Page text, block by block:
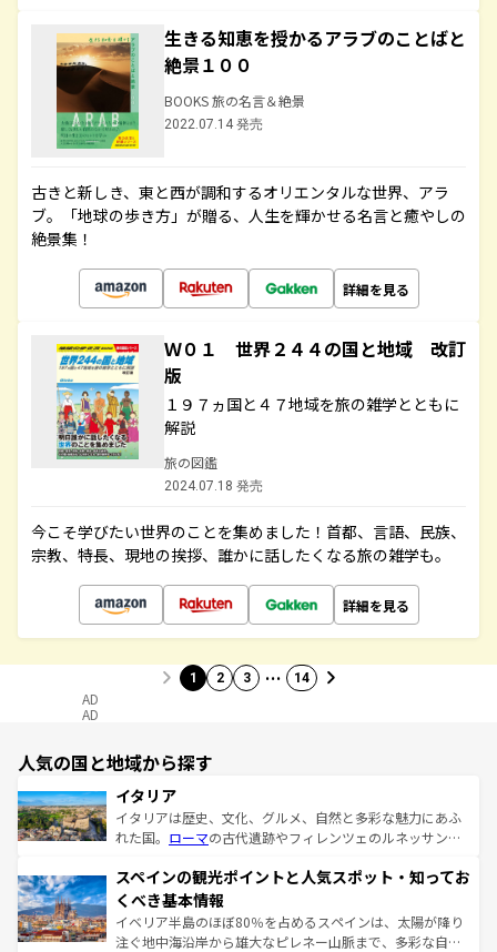
生きる知恵を授かるアラブのことばと
絶景１００
BOOKS 旅の名言＆絶景
2022.07.14 発売
古きと新しき、東と西が調和するオリエンタルな世界、アラ
ブ。「地球の歩き方」が贈る、人生を輝かせる名言と癒やしの
絶景集！
詳細を見る
Ｗ０１ 世界２４４の国と地域 改訂
版
１９７ヵ国と４７地域を旅の雑学とともに
解説
旅の図鑑
2024.07.18 発売
今こそ学びたい世界のことを集めました！首都、言語、民族、
宗教、特長、現地の挨拶、誰かに話したくなる旅の雑学も。
詳細を見る
1 2 3 … 14
AD
AD
人気の国と地域から探す
イタリア
イタリアは歴史、文化、グルメ、自然と多彩な魅力にあふ
れた国。 ローマの古代遺跡やフィレンツェのルネッサンス
ろん、トスカーナの美しい田園風景やアマルフィ海岸の絶
景など、自然景観も見逃せない。観光の合間には、本場の
ピザやパスタなど、絶品のイタリア料理を堪能することも
できる。朝目覚めてから夜眠るまで、すべての瞬間を楽し
スペインの観光ポイントと人気スポット・知ってお
くべき基本情報
イベリア半島のほぼ80％を占めるスペインは、太陽が降り
注ぐ地中海沿岸から雄大なピレネー山脈まで、多彩な自然